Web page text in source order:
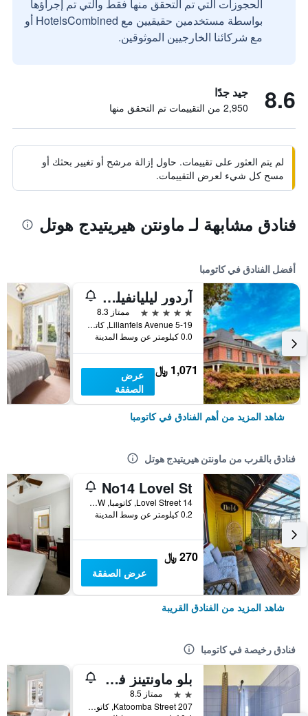
الحجوزات التي تم التحقق منها فقط والتي تم إجراؤها
بواسطة مستخدمين حقيقيين مع HotelsCombined أو
مع شركائنا الخارجيين الموثوقين.
8.6 جيد جدًا
2,950 من التقييمات تم التحقق منها
لم يتم العثور على تقييمات. حاول إزالة مرشح أو تغيير بحثك أو
مسح كل شيء لعرض التقييمات.
فنادق مشابهة لـ ماونتن هيريتيدج هوتل
أفضل الفنادق في كاتومبا
آردور ليليانفيلس بلو ماونتنس
5 نجوم
ممتاز 8.3
5-19 Lilianfels Avenue, كاتومبا, NSW, أستراليا
0.0 كيلومتر عن وسط المدينة
1,071 ﷼
عرض
الصفقة
شاهد المزيد من أهم الفنادق في كاتومبا
فنادق بالقرب من ماونتن هيريتيدج هوتل
No14 Lovel St
14 Lovel Street, كاتومبا, NSW, أستراليا
0.2 كيلومتر عن وسط المدينة
270 ﷼
عرض الصفقة
شاهد المزيد من الفنادق القريبة
فنادق رخيصة في كاتومبا
بلو ماونتينز في كاتومبا التابع لجمعية بيوت الشباب (واي إتش إيه)
2 نجمتين
ممتاز 8.5
207 Katoomba Street, كاتومبا, NSW, أستراليا